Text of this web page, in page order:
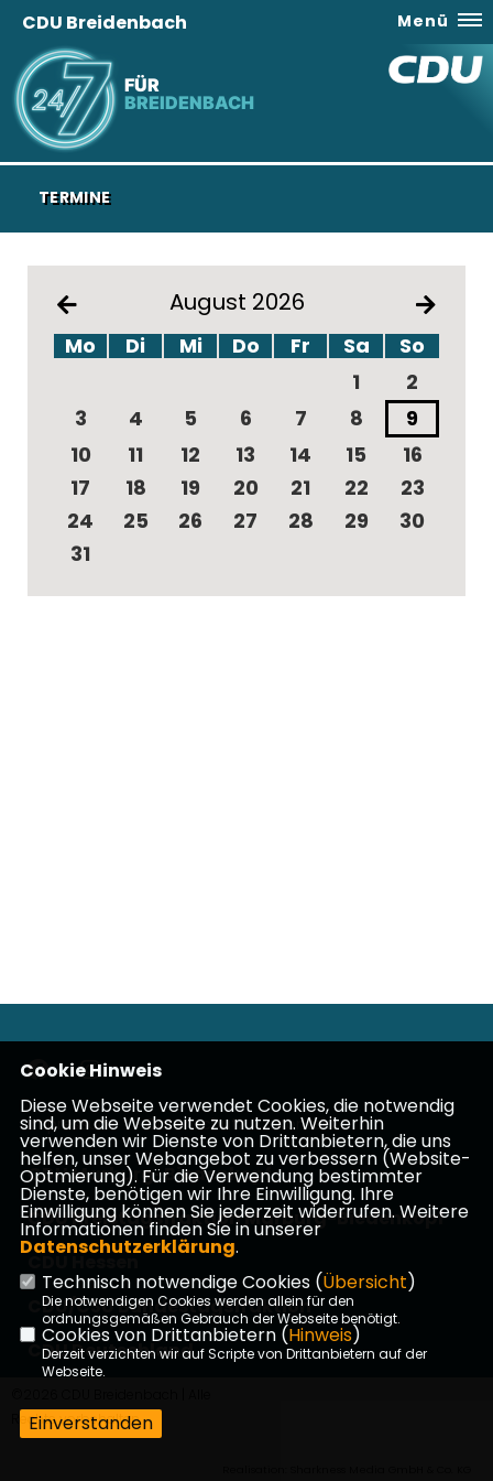
FÜR
BREIDENBACH
CDU Breidenbach Menü
TERMINE
August 2026
Mo Di Mi Do Fr Sa
So
1
2
3
4 5 6 7 8
9
10
11 12 13 14 15
16
17
18 19 20 21 22
23
24
25 26 27 28 29
30
31
Impressum Datenschutz Kontakt
CDU Marburg-Biedenkopf
CDU Kreistagsfraktion Marburg-Biedenkopf
CDU/CSU Bundestagsfraktion
CDU Deutschland
Rechte vorbehalten.
Cookie Hinweis
Diese Webseite verwendet Cookies, die notwendig
sind, um die Webseite zu nutzen. Weiterhin
verwenden wir Dienste von Drittanbietern, die uns
helfen, unser Webangebot zu verbessern (Website-
Optmierung). Für die Verwendung bestimmter
Dienste, benötigen wir Ihre Einwilligung. Ihre
Einwilligung können Sie jederzeit widerrufen. Weitere
Informationen finden Sie in unserer
Datenschutzerklärung.
Technisch notwendige Cookies (Übersicht)
Die notwendigen Cookies werden allein für den
ordnungsgemäßen Gebrauch der Webseite benötigt.
Cookies von Drittanbietern (Hinweis)
Derzeit verzichten wir auf Scripte von Drittanbietern auf der
Webseite.
Einverstanden